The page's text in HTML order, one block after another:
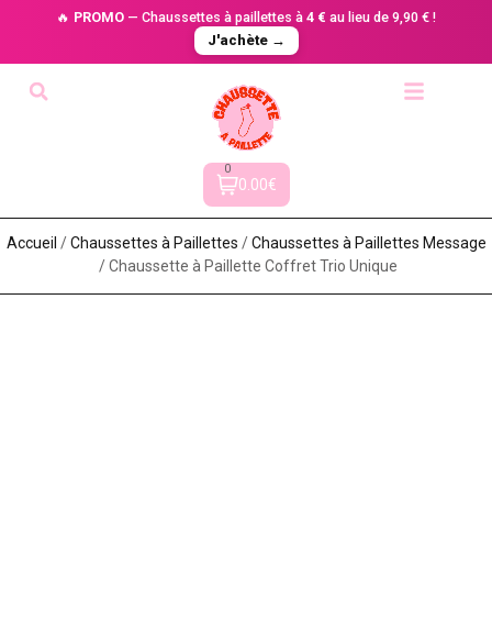
🔥 PROMO — Chaussettes à paillettes à 4 € au lieu de 9,90 € !
J'achète →
0
0.00€
Accueil /Chaussettes à Paillette​s /Chaussettes à Paillettes Message​
/ Chaussette à Paillette Coffret Trio Unique